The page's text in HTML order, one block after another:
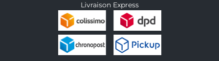
Livraison Express